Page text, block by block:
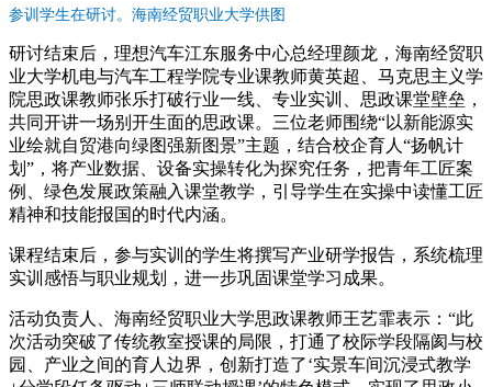
参训学生在研讨。海南经贸职业大学供图
研讨结束后，理想汽车江东服务中心总经理颜龙，海南经贸职
业大学机电与汽车工程学院专业课教师黄英超、马克思主义学
院思政课教师张乐打破行业一线、专业实训、思政课堂壁垒，
共同开讲一场别开生面的思政课。三位老师围绕“以新能源实
业绘就自贸港向绿图强新图景”主题，结合校企育人“扬帆计
划”，将产业数据、设备实操转化为探究任务，把青年工匠案
例、绿色发展政策融入课堂教学，引导学生在实操中读懂工匠
精神和技能报国的时代内涵。
课程结束后，参与实训的学生将撰写产业研学报告，系统梳理
实训感悟与职业规划，进一步巩固课堂学习成果。
活动负责人、海南经贸职业大学思政课教师王艺霏表示：“此
次活动突破了传统教室授课的局限，打通了校际学段隔阂与校
园、产业之间的育人边界，创新打造了‘实景车间沉浸式教学